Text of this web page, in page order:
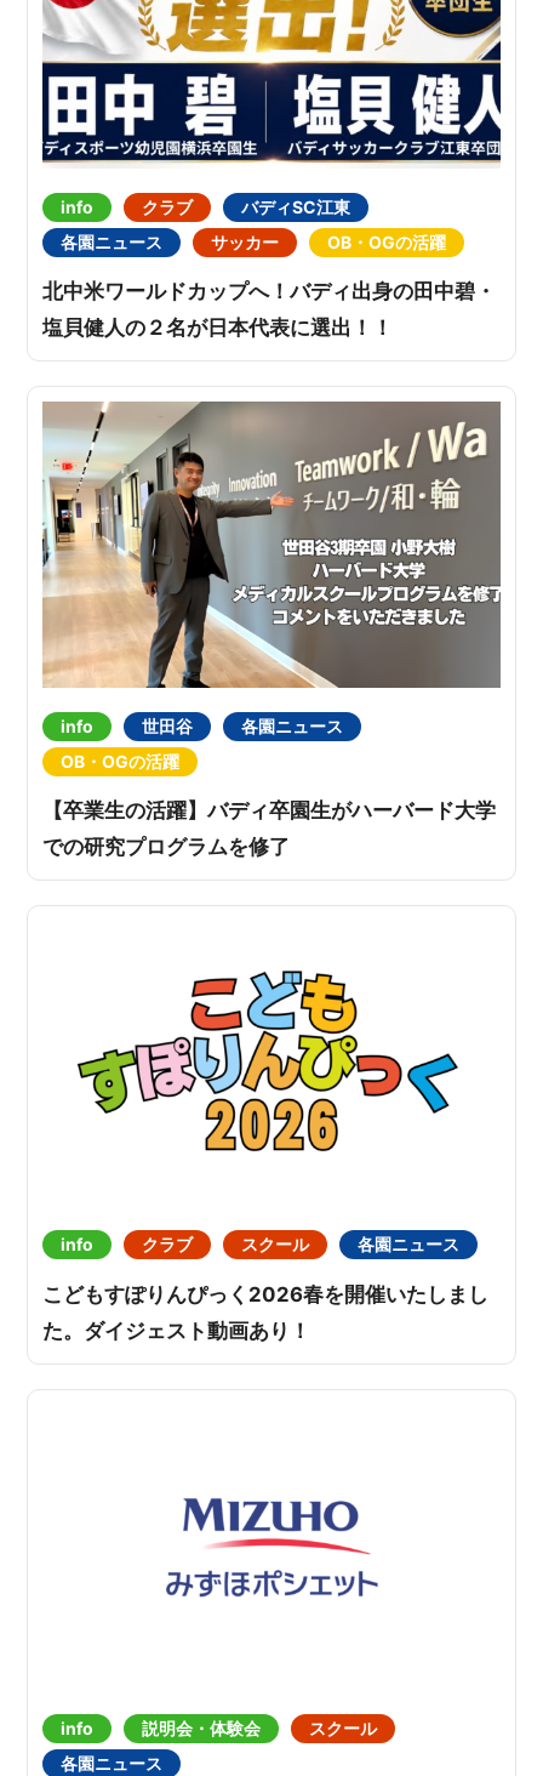
info クラブ
バディSC江東
各園ニュース
サッカー OB・OGの活躍
北中米ワールドカップへ！バディ出身の田中碧・
塩貝健人の２名が日本代表に選出！！
info 世田谷
各園ニュース
OB・OGの活躍
【卒業生の活躍】バディ卒園生がハーバード大学
での研究プログラムを修了
info クラブ スクール 各園ニュース
こどもすぽりんぴっく2026春を開催いたしまし
た。ダイジェスト動画あり！
info 説明会・体験会
スクール
各園ニュース